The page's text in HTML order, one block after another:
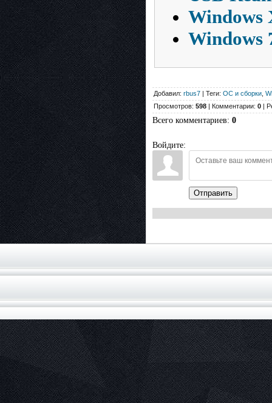
Windows
Windows
Добавил: rbus7 | Теги: ОС и сборки
Просмотров: 598 | Комментарии: 0 |
Всего комментариев: 0
Войдите:
Отправить